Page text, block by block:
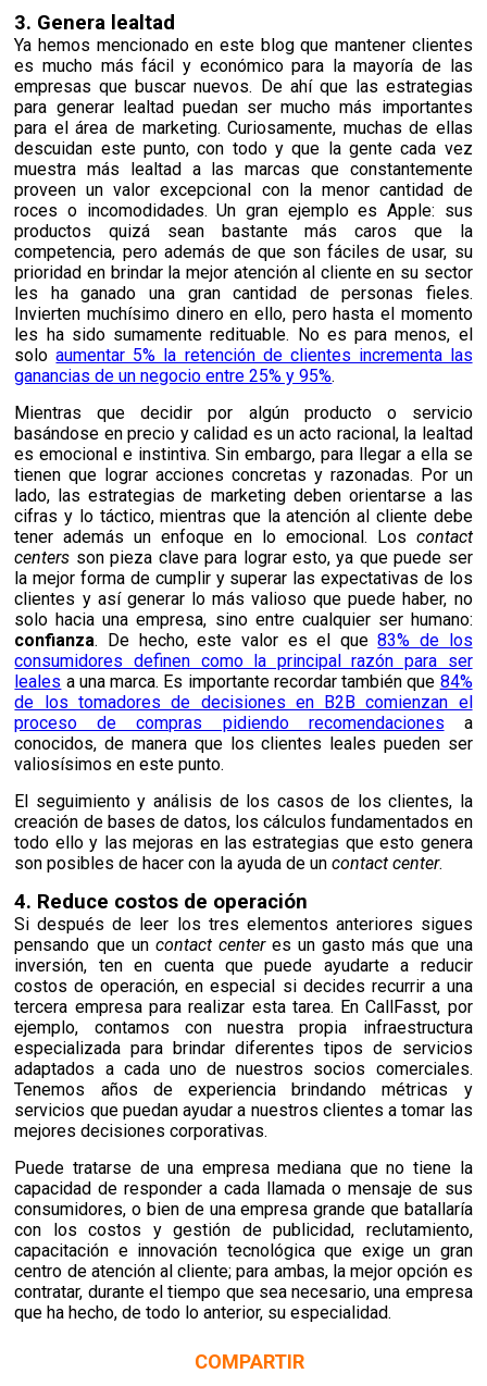
3. Genera lealtad
Ya hemos mencionado en este blog que mantener clientes
es mucho más fácil y económico para la mayoría de las
empresas que buscar nuevos. De ahí que las estrategias
para generar lealtad puedan ser mucho más importantes
para elárea de marketing. Curiosamente, muchas de ellas
descuidan este punto, con todo y que la gente cada vez
muestra más lealtad a las marcas que constantemente
proveen un valor excepcional con la menor cantidad de
roces o incomodidades. Un gran ejemplo es Apple: sus
productos quizá sean bastante más caros que la
competencia, pero además de que son fáciles de usar, su
prioridad en brindar la mejor atención al cliente en su sector
les ha ganado una gran cantidad de personas fieles.
Invierten muchísimo dinero en ello, pero hasta el momento
les ha sido sumamente redituable. No es para menos, el
soloaumentar 5% la retención de clientes incrementa las
ganancias de un negocio entre 25% y 95%.
Mientras que decidir por algún producto o servicio
basándose en precio y calidad es un acto racional, la lealtad
es emocional e instintiva. Sin embargo, para llegar a ella se
tienen que lograr acciones concretas y razonadas. Por un
lado, las estrategias de marketing deben orientarse a las
cifras y lo táctico, mientras que la atención al cliente debe
tener además un enfoque en lo emocional. Los contact
centers son pieza clave para lograr esto, ya que puede ser
la mejor forma de cumplir y superar las expectativas de los
clientes y así generar lo más valioso que puede haber, no
solo hacia una empresa, sino entre cualquier ser humano:
confianza. De hecho, este valor es el que 83% de los
consumidores definen como la principal razón para ser
leales a una marca. Es importante recordar también que 84%
de los tomadores de decisiones en B2B comienzan el
proceso de compras pidiendo recomendaciones a
conocidos, de manera que los clientes leales pueden ser
valiosísimos en este punto.
El seguimiento y análisis de los casos de los clientes, la
creación de bases de datos, los cálculos fundamentados en
todo ello y las mejoras en las estrategias que esto genera
son posibles de hacer con la ayuda de uncontact center.
4. Reduce costos de operación
Si después de leer los tres elementos anteriores sigues
pensando que un contact centeres un gasto más que una
inversión, ten en cuenta que puede ayudarte a reducir
costos de operación, en especial si decides recurrir a una
tercera empresa para realizar esta tarea. En CallFasst, por
ejemplo, contamos con nuestra propia infraestructura
especializada para brindar diferentes tipos de servicios
adaptados a cada uno de nuestros socios comerciales.
Tenemos años de experienciabrindando métricas y
servicios que puedan ayudar a nuestros clientes a tomar las
mejores decisiones corporativas.
Puede tratarse de una empresa mediana que no tiene la
capacidad de responder a cada llamada o mensaje de sus
consumidores, o bien de una empresa grande que batallaría
con los costos ygestión de publicidad, reclutamiento,
capacitación e innovación tecnológica que exige un gran
centro de atención al cliente; para ambas, la mejor opción es
contratar, durante el tiempo que sea necesario, una empresa
que ha hecho, de todo loanterior, su especialidad.
COMPARTIR